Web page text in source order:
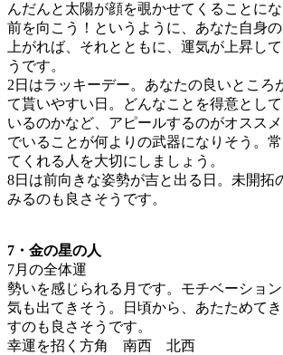
んだんと太陽が顔を覗かせてくることに
前を向こう！というように、あなた自身
上がれば、それとともに、運気が上昇し
うです。
2日はラッキーデー。あなたの良いところ
て貰いやすい日。どんなことを得意とし
いるのかなど、アピールするのがオスス
でいることが何よりの武器になりそう。
てくれる人を大切にしましょう。
8日は前向きな姿勢が吉と出る日。未開拓
みるのも良さそうです。
7・金の星の人
7月の全体運
勢いを感じられる月です。モチベーショ
気も出てきそう。日頃から、あたためて
すのも良さそうです。
幸運を招く方角 南西 北西